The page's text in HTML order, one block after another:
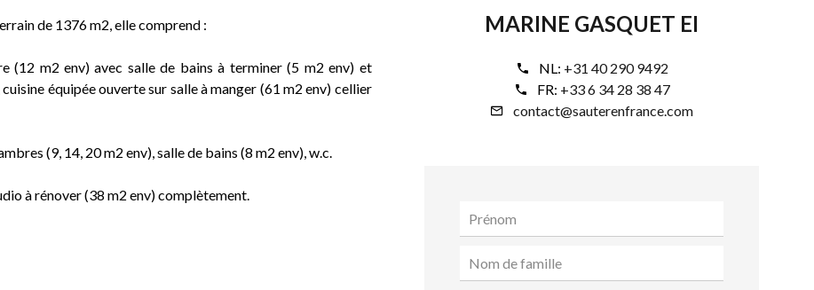
de 1376 m2, elle comprend :
(12 m2 env) avec salle de bains à terminer (5 m2 env) et
équipée ouverte sur salle à manger (61 m2 env) cellier
(9, 14, 20 m2 env), salle de bains (8 m2 env), w.c.
à rénover (38 m2 env) complètement.
MARINE GASQUET EI
NL: +31 40 290 9492
FR: +33 6 34 28 38 47
contact@sauterenfrance.com